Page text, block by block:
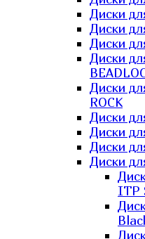
Диски
Диски
Диски
Диски
Диски
ROCK
Диски
Диски
Диски
Диски
ITP